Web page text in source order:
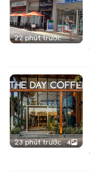
22 phút trước
23 phút trước 4